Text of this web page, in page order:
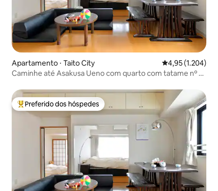
Apartamento ⋅ Taito City 4,95 de uma
4,95 (1.204)
Caminhe até Asakusa Ueno com quarto com tatame nº 1-
Entre os melhores preferidos dos hóspedes
Preferido dos hóspedes